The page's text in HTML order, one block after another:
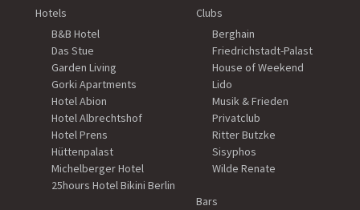
Hotels
B&B Hotel
Das Stue
Garden Living
Gorki Apartments
Hotel Abion
Hotel Albrechtshof
Hotel Prens
Hüttenpalast
Michelberger Hotel
25hours Hotel Bikini Berlin
Clubs
Berghain
Friedrichstadt-Palast
House of Weekend
Lido
Musik & Frieden
Privatclub
Ritter Butzke
Sisyphos
Wilde Renate
Bars